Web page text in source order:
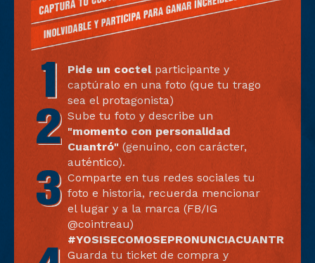
Pide un coctelparticipante y
captúralo en una foto (que tu trago
sea el protagonista)
Sube tu foto y describe un
"momento con personalidad
Cuantró" (genuino, con carácter,
auténtico).
Comparte en tus redes sociales tu
foto e historia, recuerda mencionar
el lugar y a la marca (FB/IG
@cointreau)
#YOSISECOMOSEPRONUNCIACUANTRO
Guarda tu ticket de compra y